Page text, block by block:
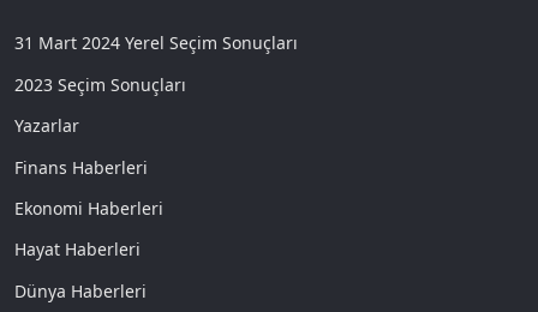
31 Mart 2024 Yerel Seçim Sonuçları
2023 Seçim Sonuçları
Yazarlar
Finans Haberleri
Ekonomi Haberleri
Hayat Haberleri
Dünya Haberleri